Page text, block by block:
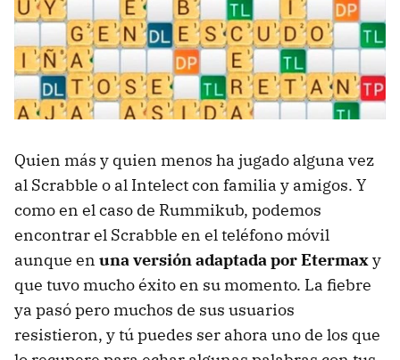
Quien más y quien menos ha jugado alguna vez
al Scrabble o al Intelect con familia y amigos. Y
como en el caso de Rummikub, podemos
encontrar el Scrabble en el teléfono móvil
aunque en una versión adaptada por Etermaxy
que tuvo mucho éxito en su momento. La fiebre
ya pasó pero muchos de sus usuarios
resistieron, y tú puedes ser ahora uno de los que